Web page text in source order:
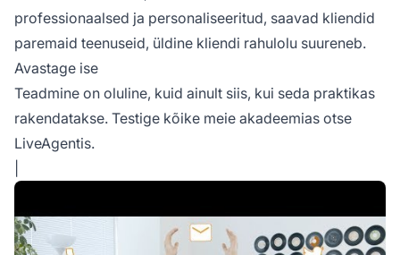
professionaalsed ja personaliseeritud, saavad kliendid
paremaid teenuseid, üldine kliendi rahulolu suureneb.
Avastage ise
Teadmine on oluline, kuid ainult siis, kui seda praktikas
rakendatakse. Testige kõike meie akadeemias otse
LiveAgentis.